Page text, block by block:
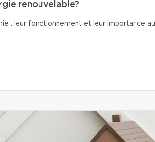
renouvelable?
: leur fonctionnement et leur importance au